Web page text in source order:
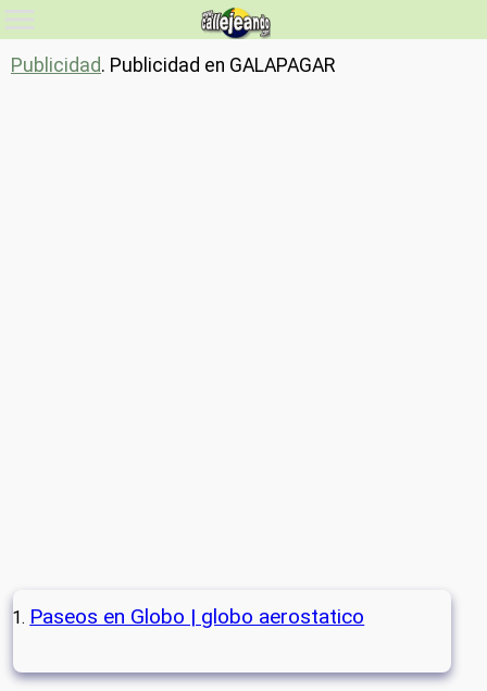
Publicidad. Publicidad en GALAPAGAR
Paseos en Globo | globo aerostatico